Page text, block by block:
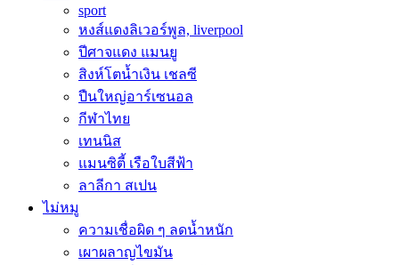
sport
หงส์แดงลิเวอร์พูล, liverpool
ปีศาจแดง แมนยู
สิงห์โตน้ำเงิน เชลซี
ปืนใหญ่อาร์เซนอล
กีฬาไทย
เทนนิส
แมนซิตี้ เรือใบสีฟ้า
ลาลีกา สเปน
ไม่หมู
ความเชื่อผิด ๆ ลดน้ำหนัก
เผาผลาญไขมัน